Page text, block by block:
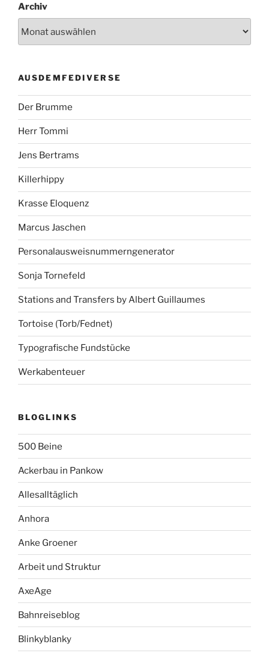
Archiv
AUSDEMFEDIVERSE
Der Brumme
Herr Tommi
Jens Bertrams
Killerhippy
Krasse Eloquenz
Marcus Jaschen
Personalausweisnummerngenerator
Sonja Tornefeld
Stations and Transfers by Albert Guillaumes
Tortoise (Torb/Fednet)
Typografische Fundstücke
Werkabenteuer
BLOGLINKS
500 Beine
Ackerbau in Pankow
Allesalltäglich
Anhora
Anke Groener
Arbeit und Struktur
AxeAge
Bahnreiseblog
Blinkyblanky